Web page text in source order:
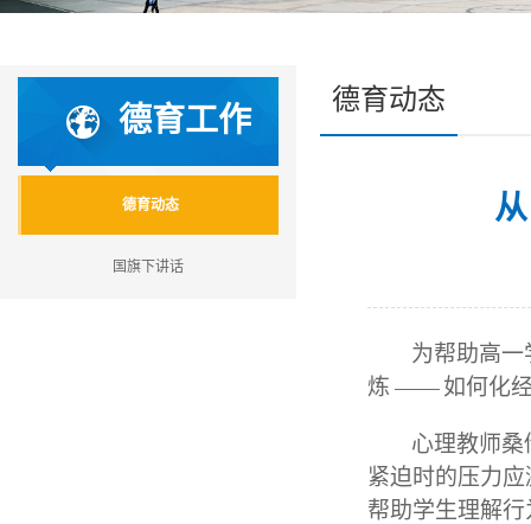
德育工作
德育动态
国旗下讲话
德育动态
为帮助高
炼 —— 如何化经
心理教师
紧迫时的压力
帮助学生理解